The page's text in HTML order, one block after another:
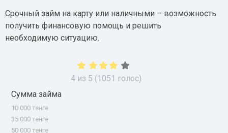
Срочный займ на карту или наличными – возможность
получить финансовую помощь и решить
необходимую ситуацию.
4из 5 (1051 голос)
Сумма займа
10 000 тенге
35 000 тенге
50 000 тенге